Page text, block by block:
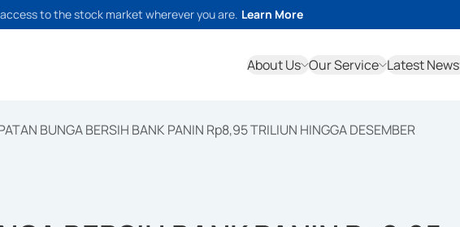
to the stock market wherever you are. Learn More
About Us Our Service Latest News
BUNGA BERSIH BANK PANIN Rp8,95 TRILIUN HINGGA DESEMBER